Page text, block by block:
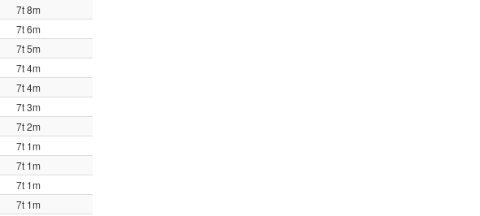
7t 8m
7t 6m
7t 5m
7t 4m
7t 4m
7t 3m
7t 2m
7t 1m
7t 1m
7t 1m
7t 1m